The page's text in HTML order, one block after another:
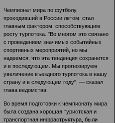
Чемпионат мира по футболу,
проходивший в России летом, стал
главным фактором, способствующим
росту турпотока. "Во многом это связано
с проведением значимых событийных
спортивных мероприятий, но мы
надеемся, что эта тенденция сохранится
и в последующем. Мы прогнозируем
увеличение въездного турпотока в нашу
страну и в следующем году", — сказал
глава ведомства.
Во время подготовки к чемпионату мира
была создана хорошая туристская и
транспортная инфраструктура, были